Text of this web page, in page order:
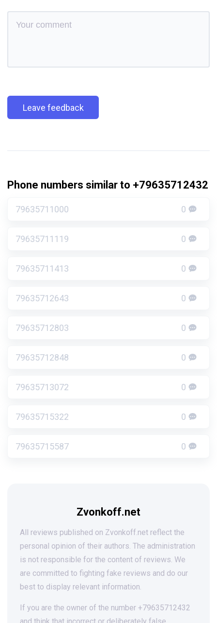
Leave feedback
Phone numbers similar to +79635712432
79635711000 0
79635711119 0
79635711413 0
79635712643 0
79635712803 0
79635712848 0
79635713072 0
79635715322 0
79635715587 0
Zvonkoff.net
All reviews published on Zvonkoff.net reflect the
personal opinion of their authors. The administration
is not responsible for the content of reviews. We
are committed to fighting fake reviews and do our
best to display relevant information.
If you are the owner of the number +79635712432